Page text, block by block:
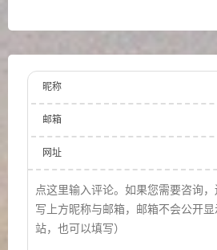
昵称
邮箱
网址